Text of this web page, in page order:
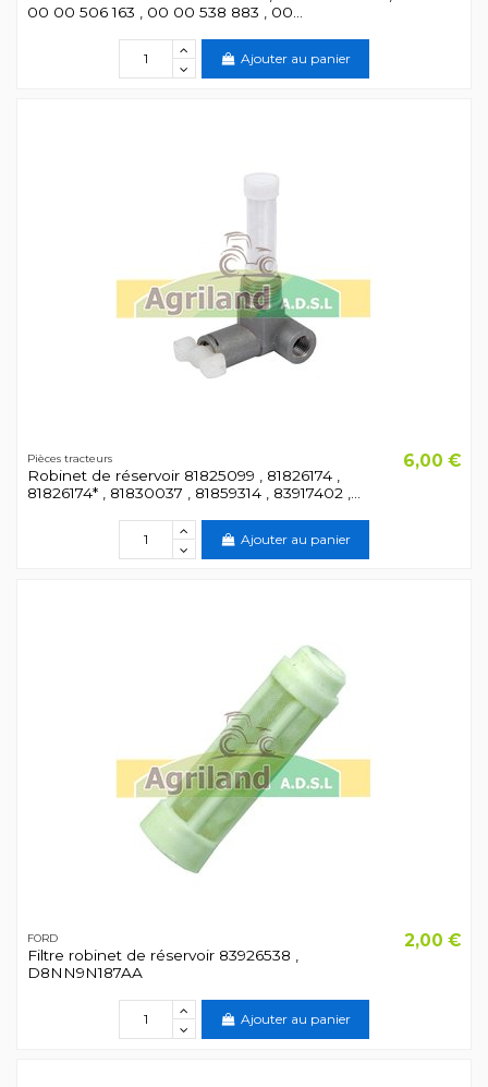
00 00 506 163 , 00 00 538 883 , 00...
Ajouter au panier
Pièces tracteurs
Robinet de réservoir 81825099 , 81826174 ,
81826174* , 81830037 , 81859314 , 83917402 ,...
6,00 €
Ajouter au panier
FORD
Filtre robinet de réservoir 83926538 ,
D8NN9N187AA
2,00 €
Ajouter au panier